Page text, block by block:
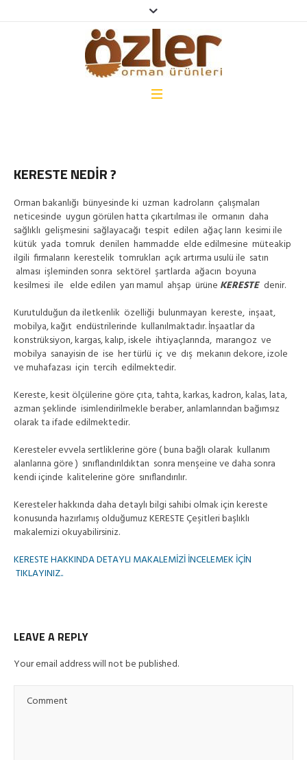
KERESTE NEDİR ?
Orman bakanlığı bünyesinde ki uzman kadroların çalışmaları
neticesinde uygun görülen hatta çıkartılması ile ormanın daha
sağlıklı gelişmesini sağlayacağı tespit edilen ağaç ların kesimi ile
kütük yada tomruk denilen hammadde elde edilmesine müteakip
ilgili firmaların kerestelik tomrukları açık artırma usulü ile satın
alması işleminden sonra sektörel şartlarda ağacın boyuna
kesilmesi ile elde edilen yarı mamul ahşap ürüne KERESTE denir.
Kurutulduğun da iletkenlik özelliği bulunmayan kereste, inşaat,
mobilya, kağıt endüstrilerinde kullanılmaktadır. İnşaatlar da
konstrüksiyon, kargas, kalıp, iskele ihtiyaçlarında, marangoz ve
mobilya sanayisin de ise her türlü iç ve dış mekanın dekore, izole
ve muhafazası için tercih edilmektedir.
Kereste, kesit ölçülerine göre çıta, tahta, karkas, kadron, kalas, lata,
azman şeklinde isimlendirilmekle beraber, anlamlarından bağımsız
olarak ta ifade edilmektedir.
Keresteler evvela sertliklerine göre ( buna bağlı olarak kullanım
alanlarına göre ) sınıflandırıldıktan sonra menşeine ve daha sonra
kendi içinde kalitelerine göre sınıflandırılır.
Keresteler hakkında daha detaylı bilgi sahibi olmak için kereste
konusunda hazırlamış olduğumuz KERESTE Çeşitleri başlıklı
makalemizi okuyabilirsiniz.
KERESTE HAKKINDA DETAYLI MAKALEMİZİ İNCELEMEK İÇİN
TIKLAYINIZ..
LEAVE A REPLY
Your email address will not be published.